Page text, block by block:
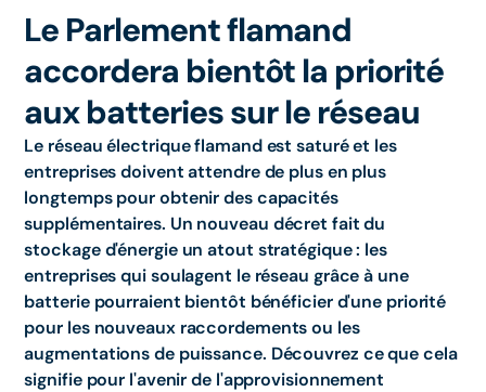
Le Parlement flamand
accordera bientôt la priorité
aux batteries sur le réseau
Le réseau électrique flamand est saturé et les
entreprises doivent attendre de plus en plus
longtemps pour obtenir des capacités
supplémentaires. Un nouveau décret fait du
stockage d'énergie un atout stratégique : les
entreprises qui soulagent le réseau grâce à une
batterie pourraient bientôt bénéficier d'une priorité
pour les nouveaux raccordements ou les
augmentations de puissance. Découvrez ce que cela
signifie pour l'avenir de l'approvisionnement